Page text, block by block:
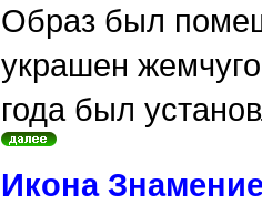
Образ был
украшен
года был
Икона